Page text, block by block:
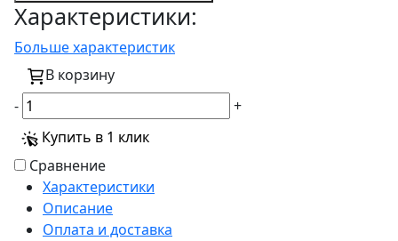
Характеристики:
Больше характеристик
В корзину
-
+
Купить в 1 клик
Сравнение
Характеристики
Описание
Оплата и доставка